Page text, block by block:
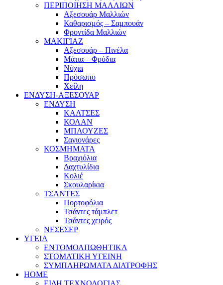
ΠΕΡΙΠΟΙΗΣΗ ΜΑΛΛΙΩΝ
Αξεσουάρ Μαλλιών
Καθαρισμός – Σαμπουάν
Φροντίδα Μαλλιών
ΜΑΚΙΓΙΑΖ
Αξεσουάρ – Πινέλα
Μάτια – Φρύδια
Νύχια
Πρόσωπο
Χείλη
ΕΝΔΥΣΗ-ΑΞΕΣΟΥΑΡ
ΕΝΔΥΣΗ
ΚΑΛΤΣΕΣ
ΚΟΛΑΝ
ΜΠΛΟΥΖΕΣ
Σαγιονάρες
ΚΟΣΜΗΜΑΤΑ
Βραχιόλια
Δαχτυλίδια
Κολιέ
Σκουλαρίκια
ΤΣΑΝΤΕΣ
Πορτοφόλια
Τσάντες τάμπλετ
Τσάντες χειρός
ΝΕΣΕΣΕΡ
ΥΓΕΙΑ
ΕΝΤΟΜΟΑΠΩΘΗΤΙΚΑ
ΣΤΟΜΑΤΙΚΗ ΥΓΕΙΝΗ
ΣΥΜΠΛΗΡΩΜΑΤΑ ΔΙΑΤΡΟΦΗΣ
HOME